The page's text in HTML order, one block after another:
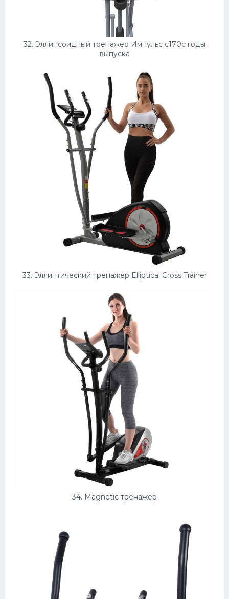
32. Эллипсоидный тренажер Импульс c170c годы
выпуска
33. Эллиптический тренажер Elliptical Cross Trainer
34. Magnetic тренажер